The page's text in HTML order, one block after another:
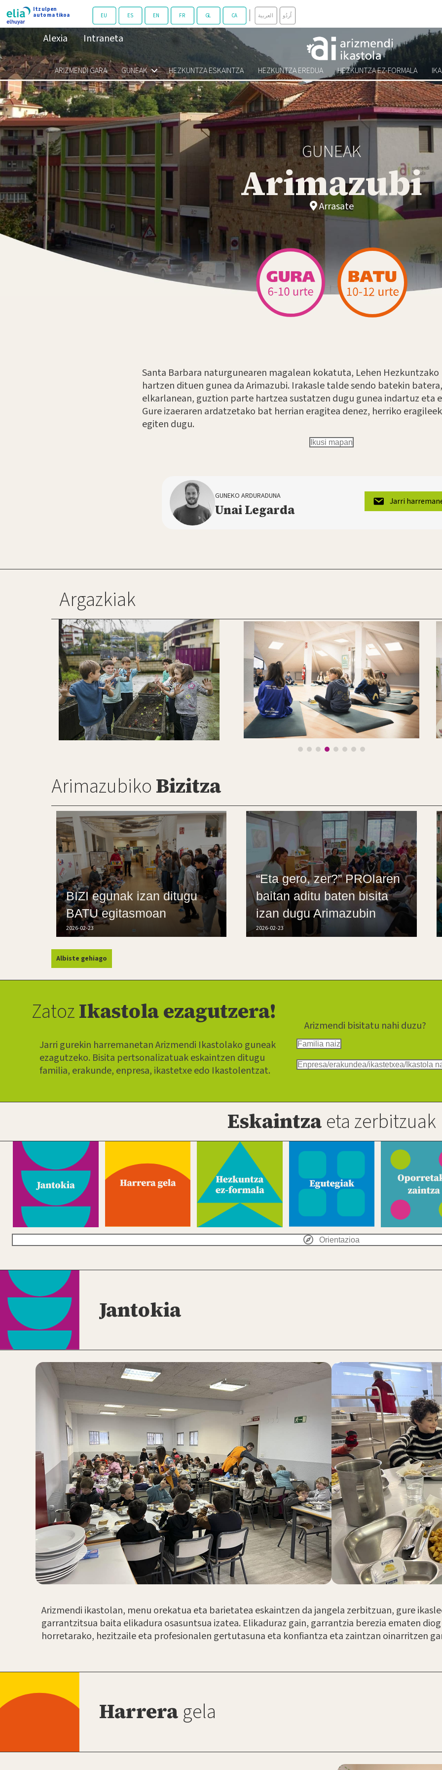
Alexia Intraneta
ARIZMENDI GARA GUNEAK HEZKUNTZA ESKAINTZA HEZKUNTZA EREDUA HEZKUNTZA EZ-FORMALA
GUNEAK
Arimazubi
Arrasate
Santa Barbara naturgunearen magalean kokatuta, Lehen
hartzen dituen gunea da Arimazubi. Irakasle talde sendo batekin
elkarlanean, guztion parte hartzea sustatzen dugu gunea indartuz eta
Gure izaeraren ardatzetako bat herrian eragitea denez, herriko
egiten dugu.
Ikusi mapan
GUNEKO ARDURADUNA
Unai Legarda
Jarri
Argazkiak
Arimazubiko Bizitza
BIZI egunak izan ditugu
BATU egitasmoan
2026-02-23
“Eta gero, zer?” PROIaren
baitan aditu baten bisita
izan dugu Arimazubin
2026-02-23
Albiste gehiago
ZatozIkastola ezagutzera!
Jarri gurekin harremanetan Arizmendi Ikastolako guneak
ezagutzeko. Bisita pertsonalizatuak eskaintzen ditugu
familia, erakunde, enpresa, ikastetxe edo Ikastolentzat.
Arizmendi bisitatu nahi duzu?
Familia naiz
Enpresa/erakundea/ikastetxea/Ikastola
Eskaintza eta zerbitzuak
Orientazioa
Jantokia
Arizmendi ikastolan, menu orekatua eta barietatea eskaintzen da jangela zerbitzuan, gure
garrantzitsua baita elikadura osasuntsua izatea. Elikaduraz gain, garrantzia berezia ematen
horretarako, hezitzaile eta profesionalen gertutasuna eta konfiantza eta zaintzan oinarritzen
Harrera gela